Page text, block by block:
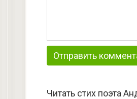
Читать стих поэта